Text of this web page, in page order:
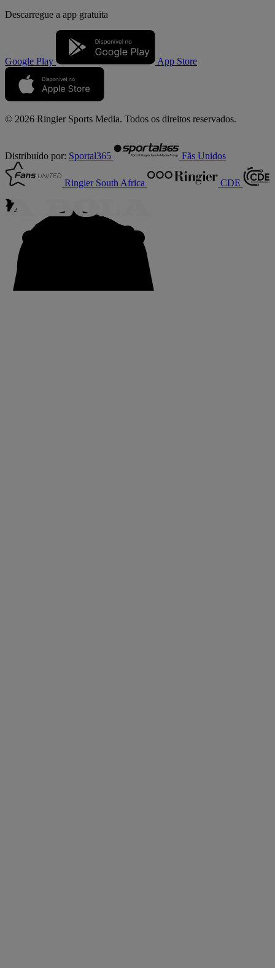
Descarregue a app gratuita
Google Play App Store
© 2026 Ringier Sports Media. Todos os direitos reservados.
Distribuído por: Sportal365 Fãs Unidos
Ringier South Africa CDE